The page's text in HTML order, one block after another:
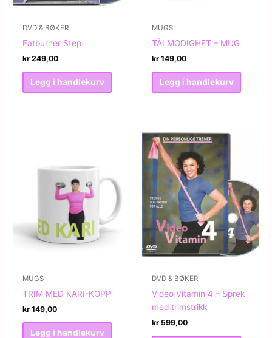
DVD & BØKER
Fatburner Step
kr 249,00
Legg i handlekurv
MUGS
TÅLMODIGHET – MUG
kr 149,00
Legg i handlekurv
MUGS
TRIM MED KARI-KOPP
kr 149,00
Legg i handlekurv
DVD & BØKER
Video Vitamin 4 – Sprek
med trimstrikk
kr 599,00